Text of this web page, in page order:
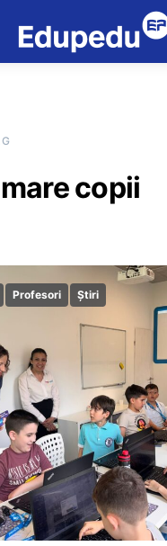
copii
Profesori Știri